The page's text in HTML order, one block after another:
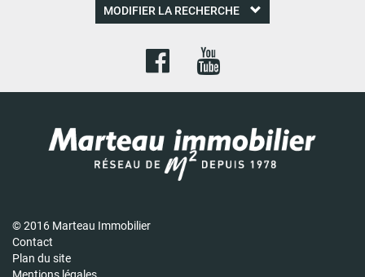
MODIFIER LA RECHERCHE
© 2016 Marteau Immobilier
Contact
Plan du site